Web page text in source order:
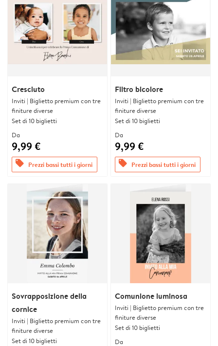
Cresciuto
Inviti | Biglietto premium con tre
finiture diverse
Set di 10 biglietti
Da
9,99 €
offers Prezzi bassi tutti i giorni
Filtro bicolore
Inviti | Biglietto premium con tre
finiture diverse
Set di 10 biglietti
Da
9,99 €
offers Prezzi bassi tutti i giorni
Sovrapposizione della
cornice
Inviti | Biglietto premium con tre
finiture diverse
Set di 10 biglietti
Comunione luminosa
Inviti | Biglietto premium con tre
finiture diverse
Set di 10 biglietti
Da